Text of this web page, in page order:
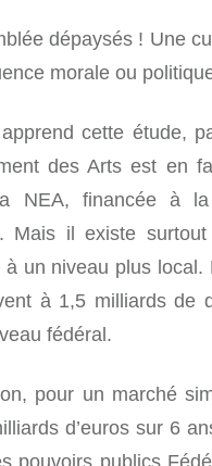
dépaysés ! Une
morale ou
cette étude,
des Arts est en
NEA, financée à
Mais il existe
un niveau plus
à 1,5 milliards de
fédéral.
pour un marché
d’euros sur 6
pouvoirs publics